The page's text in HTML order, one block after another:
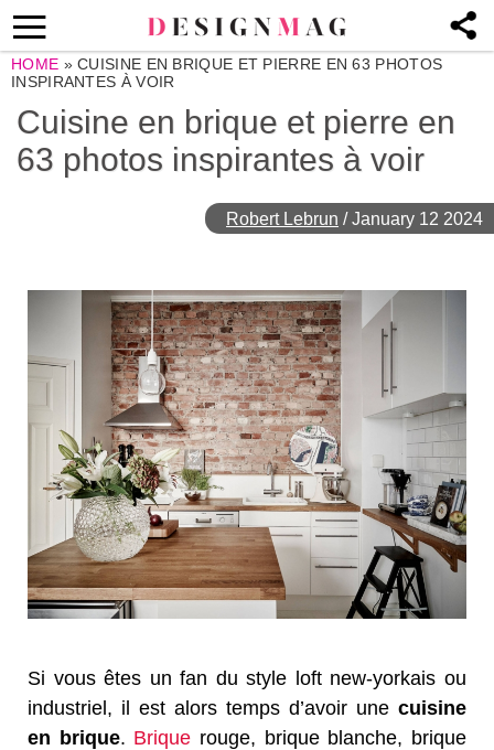
HOME »CUISINE EN BRIQUE ET PIERRE EN 63 PHOTOS
INSPIRANTES À VOIR
Cuisine en brique et pierre en
63 photos inspirantes à voir
Robert Lebrun /January 12 2024
Si vous êtes un fan du style loft new-yorkais ou
industriel, il est alors temps d’avoir une cuisine
en brique. Brique rouge, brique blanche, brique